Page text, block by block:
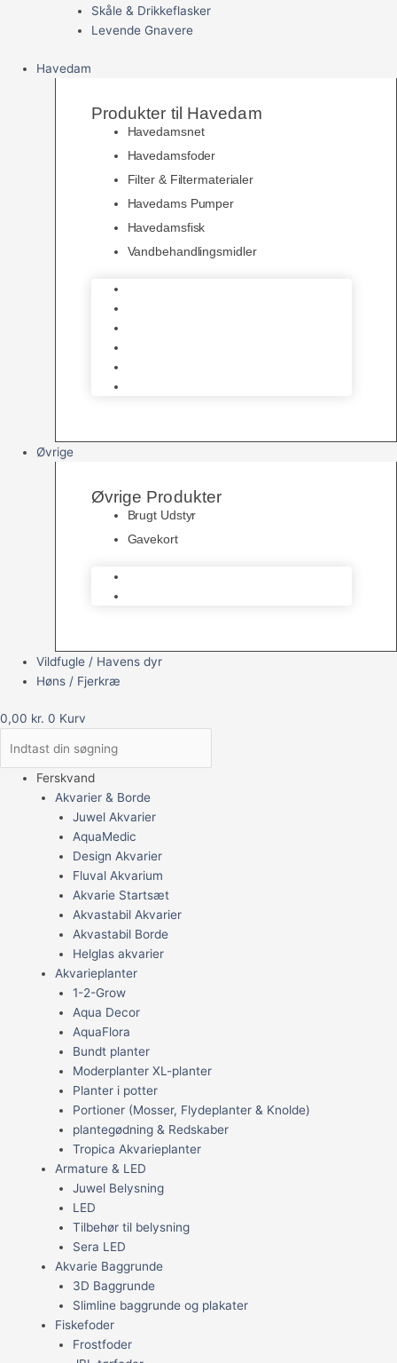
Skåle & Drikkeflasker
Levende Gnavere
Havedam
Produkter til Havedam
Havedamsnet
Havedamsfoder
Filter & Filtermaterialer
Havedams Pumper
Havedamsfisk
Vandbehandlingsmidler
Øvrige
Øvrige Produkter
Brugt Udstyr
Gavekort
Vildfugle / Havens dyr
Høns / Fjerkræ
0,00 kr. 0 Kurv
Ferskvand
Akvarier & Borde
Juwel Akvarier
AquaMedic
Design Akvarier
Fluval Akvarium
Akvarie Startsæt
Akvastabil Akvarier
Akvastabil Borde
Helglas akvarier
Akvarieplanter
1-2-Grow
Aqua Decor
AquaFlora
Bundt planter
Moderplanter XL-planter
Planter i potter
Portioner (Mosser, Flydeplanter & Knolde)
plantegødning & Redskaber
Tropica Akvarieplanter
Armature & LED
Juwel Belysning
LED
Tilbehør til belysning
Sera LED
Akvarie Baggrunde
3D Baggrunde
Slimline baggrunde og plakater
Fiskefoder
Frostfoder